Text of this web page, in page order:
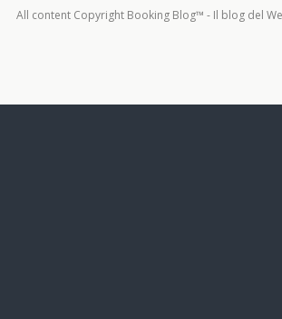
All content Copyright Booking Blog™ - Il blog del